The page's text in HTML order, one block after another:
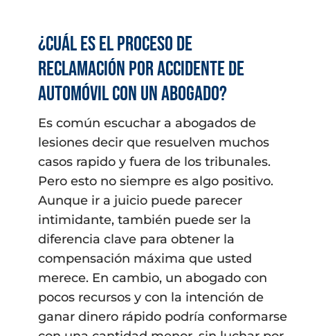
¿Cuál es el proceso de
reclamación por accidente de
automóvil con un abogado?
Es común escuchar a abogados de
lesiones decir que resuelven muchos
casos rapido y fuera de los tribunales.
Pero esto no siempre es algo positivo.
Aunque ir a juicio puede parecer
intimidante, también puede ser la
diferencia clave para obtener la
compensación máxima que usted
merece. En cambio, un abogado con
pocos recursos y con la intención de
ganar dinero rápido podría conformarse